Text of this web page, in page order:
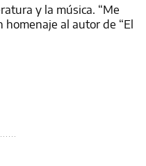
y la música. “Me
homenaje al autor de “El